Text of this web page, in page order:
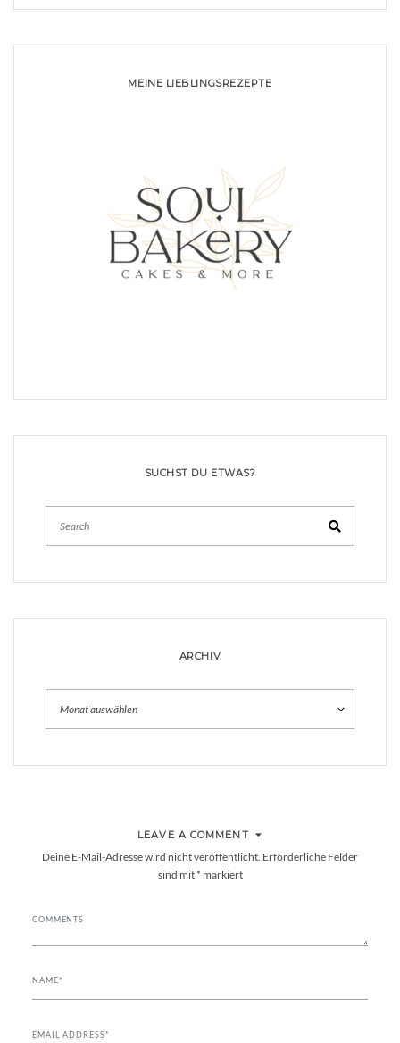
MEINE LIEBLINGSREZEPTE
SUCHST DU ETWAS?
ARCHIV
LEAVE A COMMENT
Deine E-Mail-Adresse wird nicht veröffentlicht. Erforderliche Felder
sind mit* markiert